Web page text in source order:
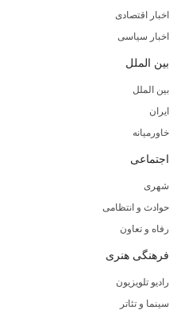
اخبار اقتصادی
اخبار سیاسی
بین الملل
بین الملل
ایران
خاورمیانه
اجتماعی
شهری
حوادث و انتظامی
رفاه و تعاون
فرهنگی هنری
رادیو تلویزیون
سینما و تئاتر